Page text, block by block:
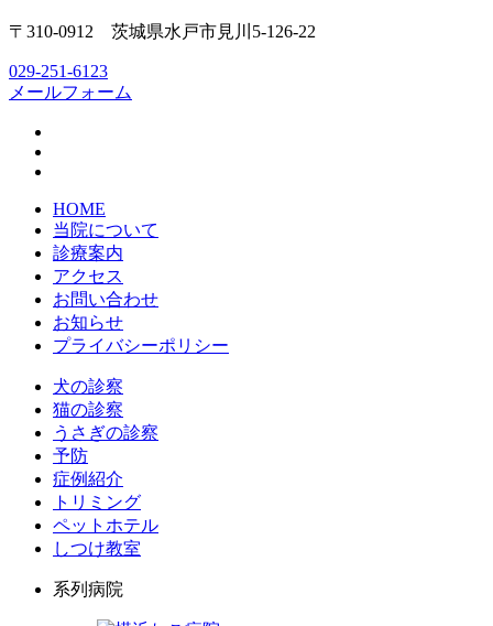
〒310-0912 茨城県水戸市見川5-126-22
029-251-6123
メールフォーム
HOME
当院について
診療案内
アクセス
お問い合わせ
お知らせ
プライバシーポリシー
犬の診察
猫の診察
うさぎの診察
予防
症例紹介
トリミング
ペットホテル
しつけ教室
系列病院